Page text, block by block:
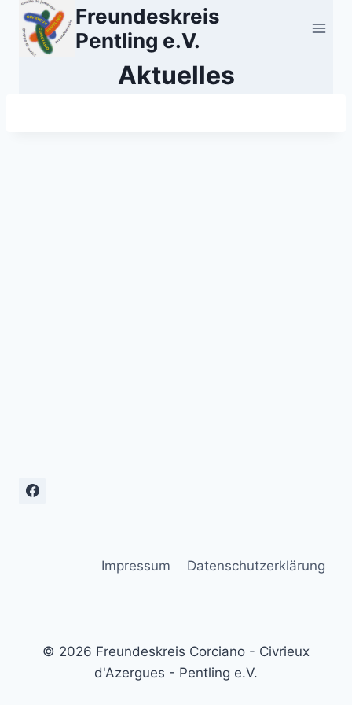
Zum
Inhalt
springen
Freundeskreis
Pentling e.V.
Aktuelles
Impressum Datenschutzerklärung
© 2026 Freundeskreis Corciano - Civrieux
d'Azergues - Pentling e.V.